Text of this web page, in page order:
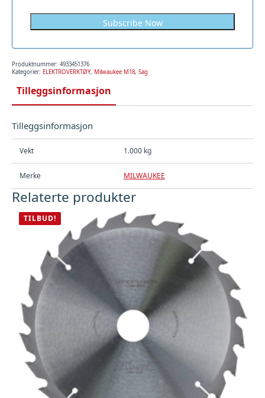
Subscribe Now
Produktnummer: 4933451376
Kategorier: ELEKTROVERKTØY, Milwaukee M18, Sag
Tilleggsinformasjon
Tilleggsinformasjon
Vekt 1.000 kg
Merke MILWAUKEE
Relaterte produkter
TILBUD!